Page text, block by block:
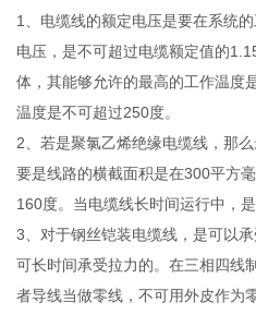
1、电缆线的额定电压是要在系统
电压，是不可超过电缆额定值的
体，其能够允许的最高的工作温度
温度是不可超过250度。
2、若是聚氯乙烯绝缘电缆线，那
要是线路的横截面积是在300平方
160度。当电缆线长时间运行中，
3、对于钢丝铠装电缆线，是可以
可长时间承受拉力的。在三相四线
者导线当做零线，不可用外皮作为